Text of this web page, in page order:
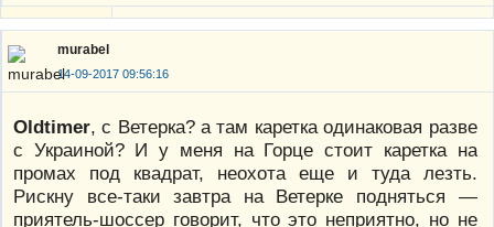
murabel
14-09-2017 09:56:16
Oldtimer, с Ветерка? а там каретка одинаковая разве
с Украиной? И у меня на Горце стоит каретка на
промах под квадрат, неохота еще и туда лезть.
Рискну все-таки завтра на Ветерке подняться —
приятель-шоссер говорит, что это неприятно, но не